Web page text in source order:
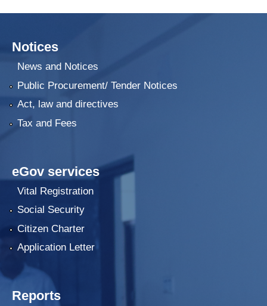
Notices
News and Notices
Public Procurement/ Tender Notices
Act, law and directives
Tax and Fees
eGov services
Vital Registration
Social Security
Citizen Charter
Application Letter
Reports